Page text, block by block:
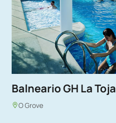
Balneario GH La Toja
O Grove